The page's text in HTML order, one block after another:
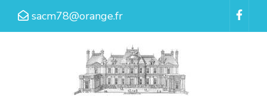
Aller
sacm78@orange.fr